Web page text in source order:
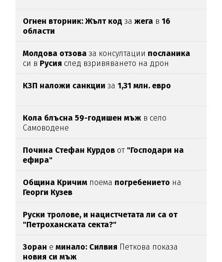
Огнен вторник: Жълт кодзажега в16
области
Молдова отзова за консултации посланика
си в Русия след взривяването на дрон
КЗП наложи санкции за1,31 млн. евро
Кола блъсна 59-годишен мъж в село
Самоводене
Почина Стефан Курдов от "Господари на
ефира"
Община Кричим поема погребението на
Георги Кузев
Руски тролове, и нацистчетата ли са от
"Петроханската секта?"
Зоран еминало: Силвия Петкова показа
новия си мъж